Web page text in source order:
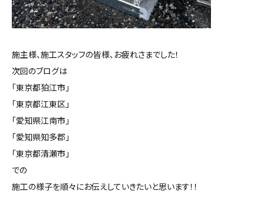
施主様、施工スタッフの皆様、お疲れさまでした！
次回のブログは
「東京都狛江市」
「東京都江東区」
「愛知県江南市」
「愛知県知多郡」
「東京都清瀬市」
での
施工の様子を順々にお伝えしていきたいと思います！！